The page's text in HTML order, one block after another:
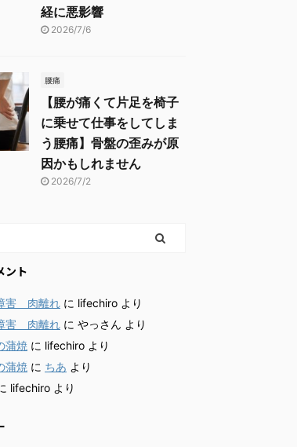
経に悪影響
2026/7/6
腰痛
【腰が痛くて片足を椅子
に乗せて仕事をしてしま
う腰痛】骨盤の歪みが原
因かもしれません
2026/7/2
ント
害 肉離れ に lifechiro より
害 肉離れ に やっさん より
蒲焼 に lifechiro より
蒲焼 に ちあ より
lifechiro より